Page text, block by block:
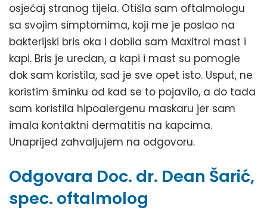
osjećaj stranog tijela. Otišla sam oftalmologu
sa svojim simptomima, koji me je poslao na
bakterijski bris oka i dobila sam Maxitrol mast i
kapi. Bris je uredan, a kapi i mast su pomogle
dok sam koristila, sad je sve opet isto. Usput, ne
koristim šminku od kad se to pojavilo, a do tada
sam koristila hipoalergenu maskaru jer sam
imala kontaktni dermatitis na kapcima.
Unaprijed zahvaljujem na odgovoru.
Odgovara Doc. dr. Dean Šarić,
spec. oftalmolog